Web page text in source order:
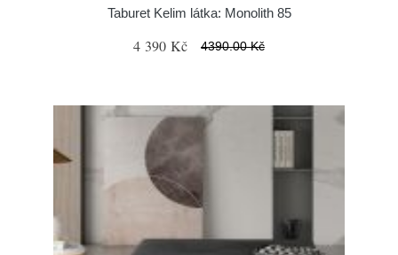
Taburet Kelim látka: Monolith 85
4 390 Kč 4390.00 Kč